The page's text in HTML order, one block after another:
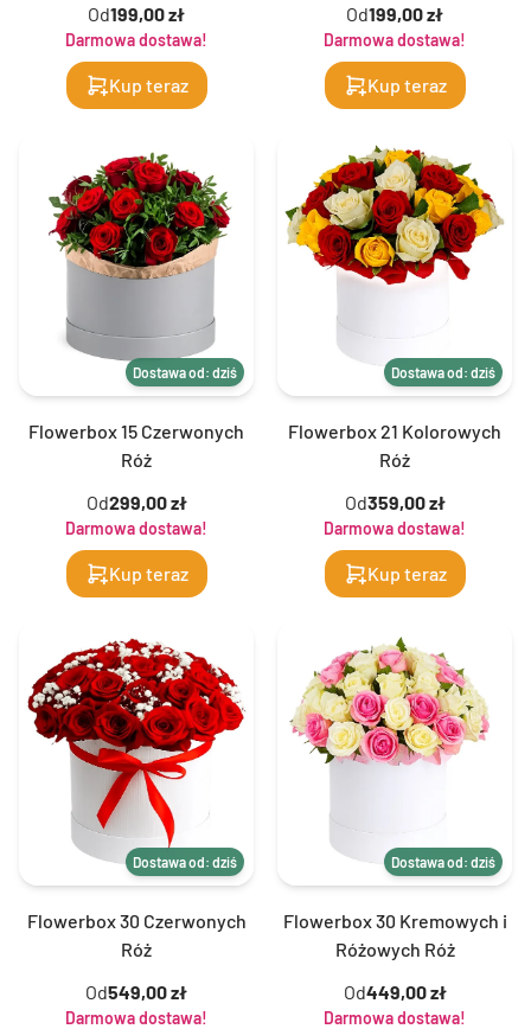
Od199,00 zł
Darmowa dostawa!
Kup teraz
Od199,00 zł
Darmowa dostawa!
Kup teraz
Dostawa od: dziś
Flowerbox 15 Czerwonych
Róż
Od299,00 zł
Darmowa dostawa!
Kup teraz
Dostawa od: dziś
Flowerbox 21 Kolorowych
Róż
Od359,00 zł
Darmowa dostawa!
Kup teraz
Dostawa od: dziś
Flowerbox 30 Czerwonych
Róż
Od549,00 zł
Darmowa dostawa!
Dostawa od: dziś
Flowerbox 30 Kremowych i
Różowych Róż
Od449,00 zł
Darmowa dostawa!